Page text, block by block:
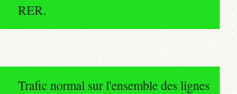
RER.
Trafic normal sur l'ensemble des lignes